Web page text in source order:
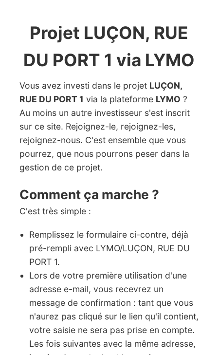
Projet LUÇON, RUE
DU PORT 1 via LYMO
Vous avez investi dans le projet LUÇON,
RUE DU PORT 1 via la plateforme LYMO ?
Au moins un autre investisseur s'est inscrit
sur ce site. Rejoignez-le, rejoignez-les,
rejoignez-nous. C'est ensemble que vous
pourrez, que nous pourrons peser dans la
gestion de ce projet.
Comment ça marche ?
C'est très simple :
Remplissez le formulaire ci-contre, déjà
pré-rempli avec LYMO/LUÇON, RUE DU
PORT 1.
Lors de votre première utilisation d'une
adresse e-mail, vous recevrez un
message de confirmation : tant que vous
n'aurez pas cliqué sur le lien qu'il contient,
votre saisie ne sera pas prise en compte.
Les fois suivantes avec la même adresse,